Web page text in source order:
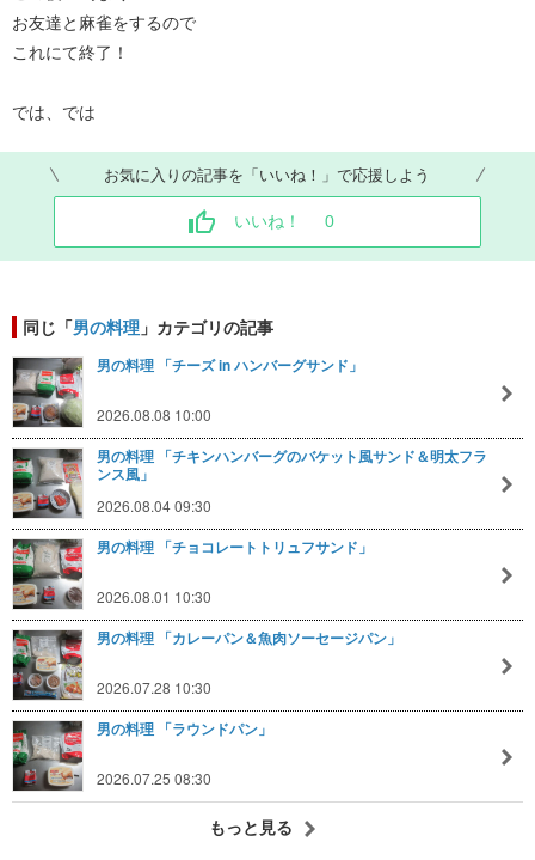
お友達と麻雀をするので
これにて終了！
では、では
お気に入りの記事を「いいね！」で応援しよう
いいね！ 0
同じ「男の料理 」カテゴリの記事
男の料理 「チーズ in ハンバーグサンド」
2026.08.08 10:00
男の料理 「チキンハンバーグのバケット風サンド＆明太フラ
ンス風」
2026.08.04 09:30
男の料理 「チョコレートトリュフサンド」
2026.08.01 10:30
男の料理 「カレーパン＆魚肉ソーセージパン」
2026.07.28 10:30
男の料理 「ラウンドパン」
2026.07.25 08:30
もっと見る